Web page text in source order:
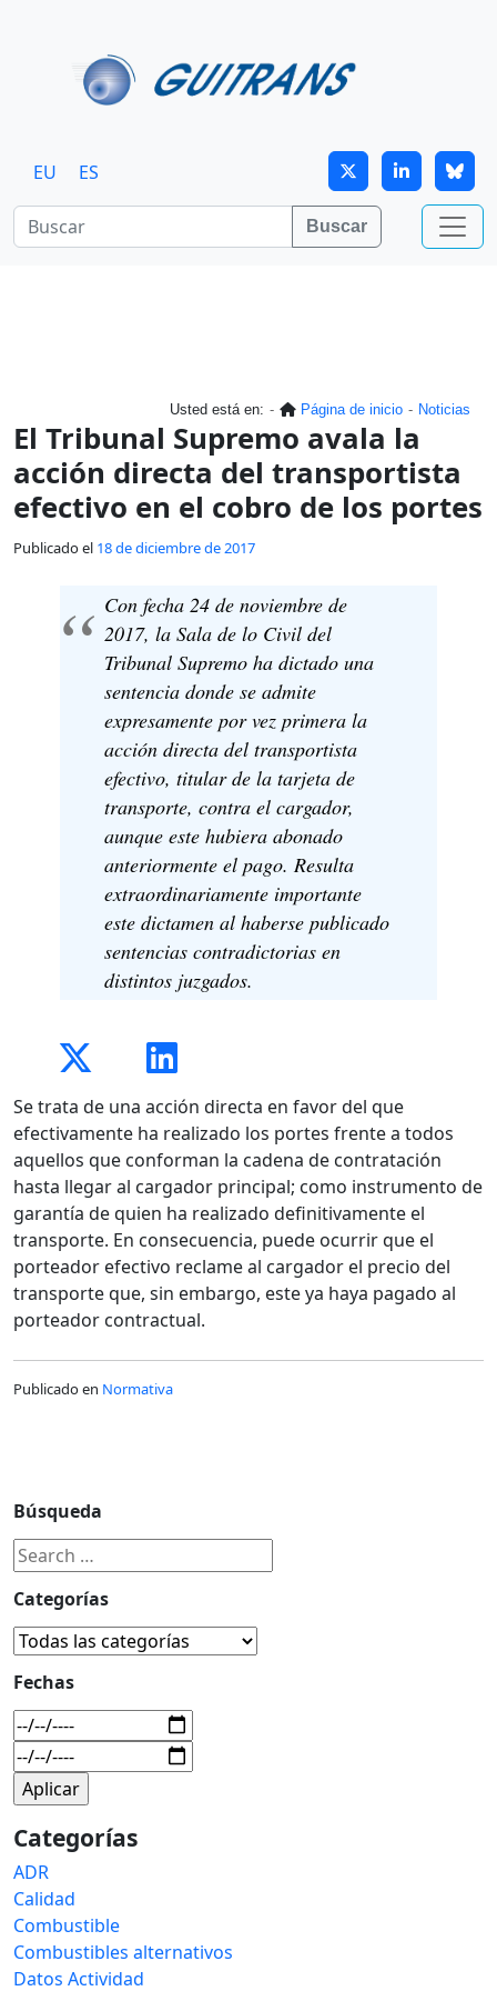
EU ES
Buscar
Usted está en: Página de inicio Noticias
El Tribunal Supremo avala la
acción directa del transportista
efectivo en el cobro de los portes
Publicado el 18 de diciembre de 2017
Con fecha 24 de noviembre de
2017, la Sala de lo Civil del
Tribunal Supremo ha dictado una
sentencia donde se admite
expresamente por vez primera la
acción directa del transportista
efectivo, titular de la tarjeta de
transporte, contra el cargador,
aunque este hubiera abonado
anteriormente el pago. Resulta
extraordinariamente importante
este dictamen al haberse publicado
sentencias contradictorias en
distintos juzgados.
Se trata de una acción directa en favor del que
efectivamente ha realizado los portes frente a todos
aquellos que conforman la cadena de contratación
hasta llegar al cargador principal; como instrumento de
garantía de quien ha realizado definitivamente el
transporte. En consecuencia, puede ocurrir que el
porteador efectivo reclame al cargador el precio del
transporte que, sin embargo, este ya haya pagado al
porteador contractual.
Publicado en Normativa
Búsqueda
Categorías
Fechas
Categorías
ADR
Calidad
Combustible
Combustibles alternativos
Datos Actividad